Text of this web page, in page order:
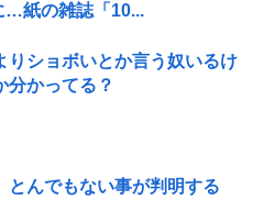
…紙の雑誌「10...
りショボいとか言う奴いるけ
分かってる？
とんでもない事が判明する